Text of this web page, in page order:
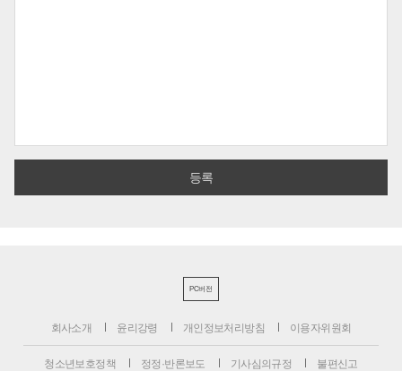
PC버전
회사소개 윤리강령 개인정보처리방침 이용자위원회
청소년보호정책 정정·반론보도 기사심의규정 불편신고